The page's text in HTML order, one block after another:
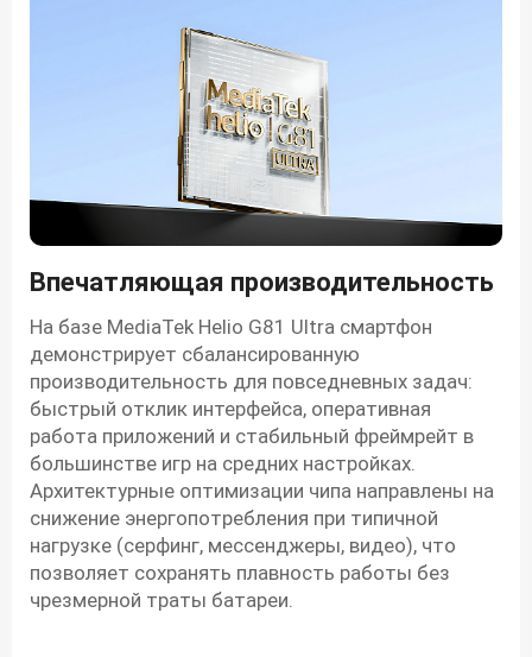
Впечатляющая производительность
На базе MediaTek Helio G81 Ultra смартфон
демонстрирует сбалансированную
производительность для повседневных задач:
быстрый отклик интерфейса, оперативная
работа приложений и стабильный фреймрейт в
большинстве игр на средних настройках.
Архитектурные оптимизации чипа направлены на
снижение энергопотребления при типичной
нагрузке (серфинг, мессенджеры, видео), что
позволяет сохранять плавность работы без
чрезмерной траты батареи.